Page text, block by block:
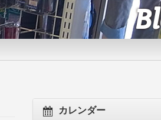
カレンダー